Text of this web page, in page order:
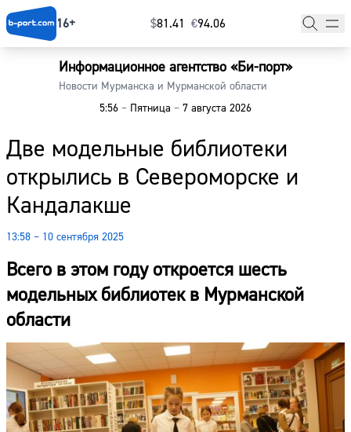
16+ $⁠81.41 €⁠94.06
Информационное агентство «Би-порт»
Новости Мурманска и Мурманской области
5:56 – Пятница – 7 августа 2026
Две модельные библиотеки
открылись в Североморске и
Кандалакше
13:58 – 10 сентября 2025
Всего в этом году откроется шесть
модельных библиотек в Мурманской
области
Главная
Наши гости
Фоторепортажи
Погода
Курсы валют